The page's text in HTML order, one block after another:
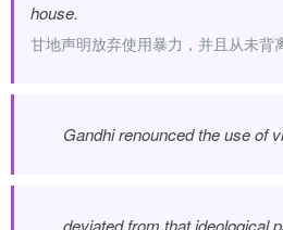
house.
甘地声明放弃使用暴力，并且从未背
Gandhi renounced the use of